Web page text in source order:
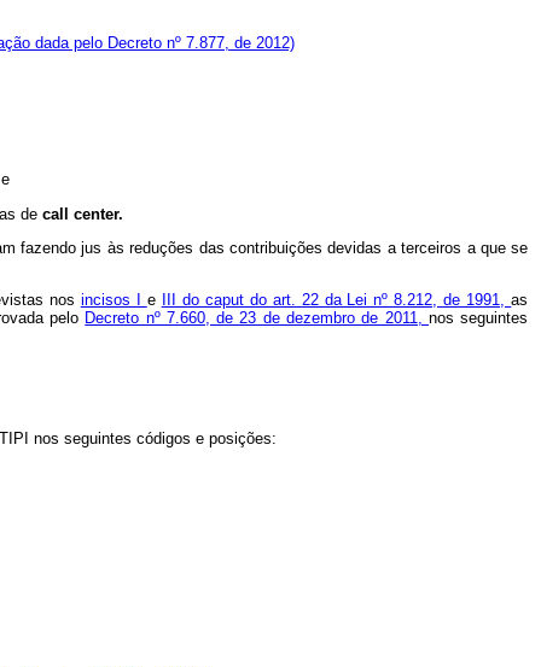
dada pelo Decreto nº 7.877, de 2012)
e
decallcenter.
fazendo jus às reduções das contribuições devidas a terceiros a que se
nos incisos I e III do caput do art. 22 da Lei nº 8.212, de 1991,as
pelo Decreto nº 7.660, de 23 de dezembro de 2011,nos seguintes
nos seguintes códigos e posições: